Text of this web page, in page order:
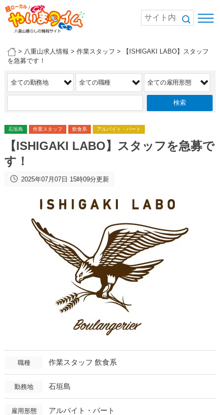
> 八重山求人情報 > 作業スタッフ >
【ISHIGAKI LABO】スタッフ
を急募です！
石垣島 作業スタッフ 飲食系 アルバイト・パート
【ISHIGAKI LABO】スタッフを急募で
す！
2025年07月07日 15時09分更新
職種 作業スタッフ 飲食系
勤務地 石垣島
雇用形態 アルバイト・パート